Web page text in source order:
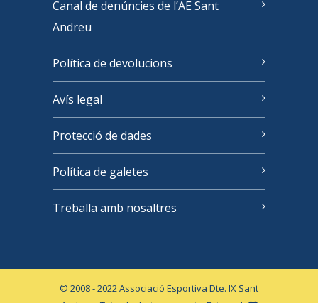
Canal de denúncies de l’AE Sant
Andreu
Política de devolucions
Avís legal
Protecció de dades
Política de galetes
Treballa amb nosaltres
© 2008 - 2022 Associació Esportiva Dte. IX Sant